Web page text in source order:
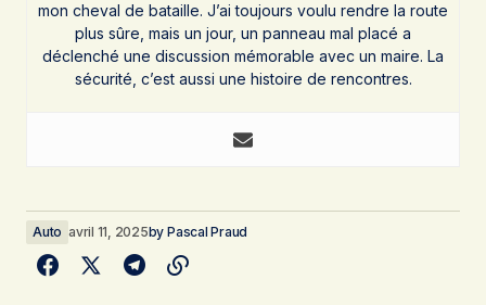
mon cheval de bataille. J’ai toujours voulu rendre la route
plus sûre, mais un jour, un panneau mal placé a
déclenché une discussion mémorable avec un maire. La
sécurité, c’est aussi une histoire de rencontres.
Auto avril 11, 2025by Pascal Praud